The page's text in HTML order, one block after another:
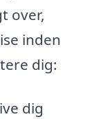
over,
inden
dig:
dig